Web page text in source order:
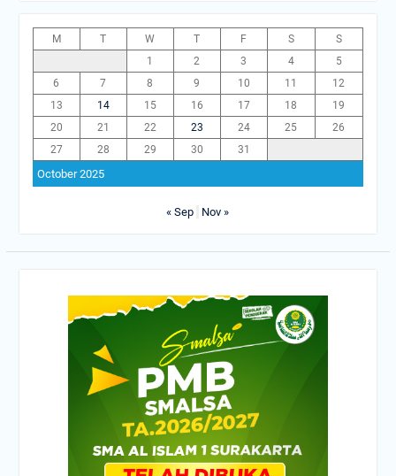
October 2025
M T W T F S
S
1
2 3 4
5
6
7 8 9 10 11
12
13
14 15 16 17 18
19
20
21 22 23 24 25
26
27
28 29 30 31
« Sep Nov »